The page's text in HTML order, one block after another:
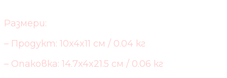
Размери:
– Продукт: 10x4x11 см / 0.04 кг
– Опаковка: 14.7x4x21.5 см / 0.06 кг